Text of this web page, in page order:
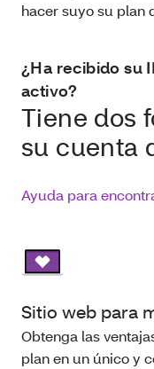
hacer suyo su plan
¿Ha recibido su
activo?
Tiene dos
su cuenta
Ayuda para
Sitio web para
Obtenga las
plan en un único y